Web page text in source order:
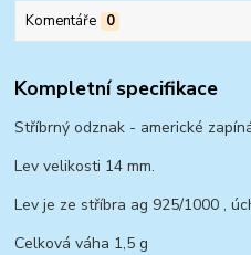
Komentáře 0
Kompletní specifikace
Stříbrný odznak - americké
Lev velikosti 14 mm.
Lev je ze stříbra ag 925/1000 ,
Celková váha 1,5 g